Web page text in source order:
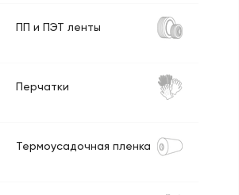
ПП и ПЭТ ленты
Перчатки
Термоусадочная пленка